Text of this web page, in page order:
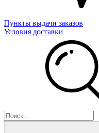
Пункты выдачи заказов
Условия доставки